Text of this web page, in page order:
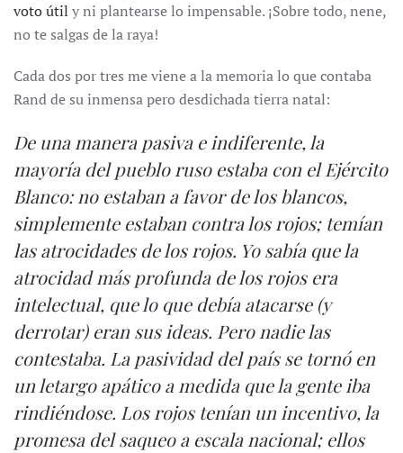
voto útil y ni plantearse lo impensable. ¡Sobre todo, nene,
no te salgas de la raya!
Cada dos por tres me viene a la memoria lo que contaba
Rand de su inmensa pero desdichada tierra natal:
De una manera pasiva e indiferente, la
mayoría del pueblo ruso estaba con el Ejército
Blanco: no estaban a favor de los blancos,
simplemente estaban contra los rojos; temían
las atrocidades de los rojos. Yo sabía que la
atrocidad más profunda de los rojos era
intelectual, que lo que debía atacarse (y
derrotar) eran sus ideas. Pero nadie las
contestaba. La pasividad del país se tornó en
un letargo apático a medida que la gente iba
rindiéndose. Los rojos tenían un incentivo, la
promesa del saqueo a escala nacional; ellos